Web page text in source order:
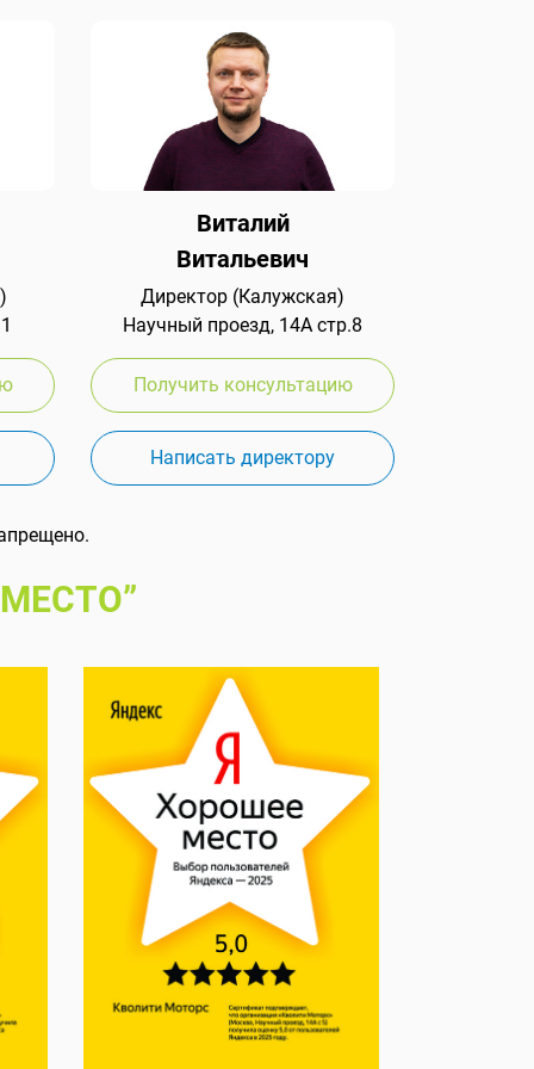
Виталий
Витальевич
Директор (Калужская)
Научный проезд, 14А стр.8
Получить консультацию
Написать директору